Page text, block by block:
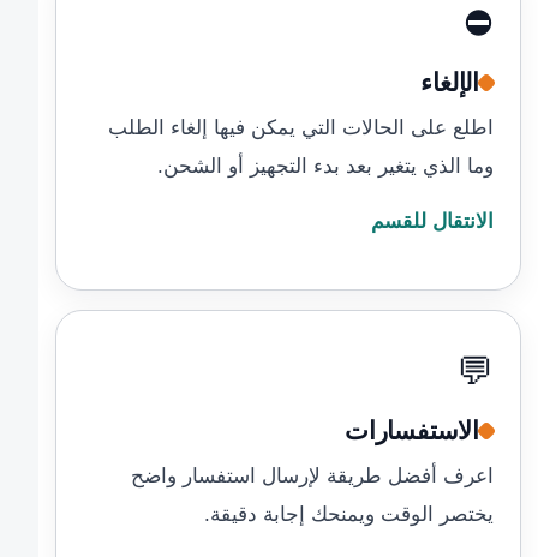
⛔
الإلغاء
اطلع على الحالات التي يمكن فيها إلغاء الطلب
وما الذي يتغير بعد بدء التجهيز أو الشحن.
الانتقال للقسم
💬
الاستفسارات
اعرف أفضل طريقة لإرسال استفسار واضح
يختصر الوقت ويمنحك إجابة دقيقة.